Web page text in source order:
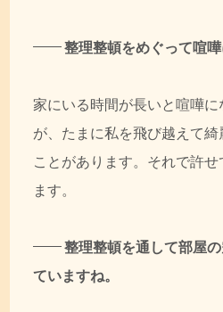
整理整頓をめぐって喧
家にいる時間が長いと喧嘩
が、たまに私を飛び越えて
ことがあります。それで許
ます。
整理整頓を通して部屋
ていますね。